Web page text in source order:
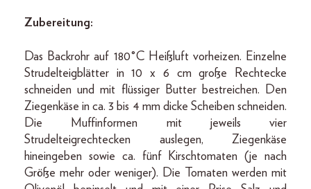
Zubereitung:
Das Backrohr auf 180°C Heißluft vorheizen. Einzelne
Strudelteigblätter in 10 x 6 cm große Rechtecke
schneiden und mit flüssiger Butter bestreichen. Den
Ziegenkäse in ca. 3 bis 4 mm dicke Scheiben schneiden.
Die Muffinformen mit jeweils vier
Strudelteigrechtecken auslegen, Ziegenkäse
hineingeben sowie ca. fünf Kirschtomaten (je nach
Größe mehr oder weniger). Die Tomaten werden mit